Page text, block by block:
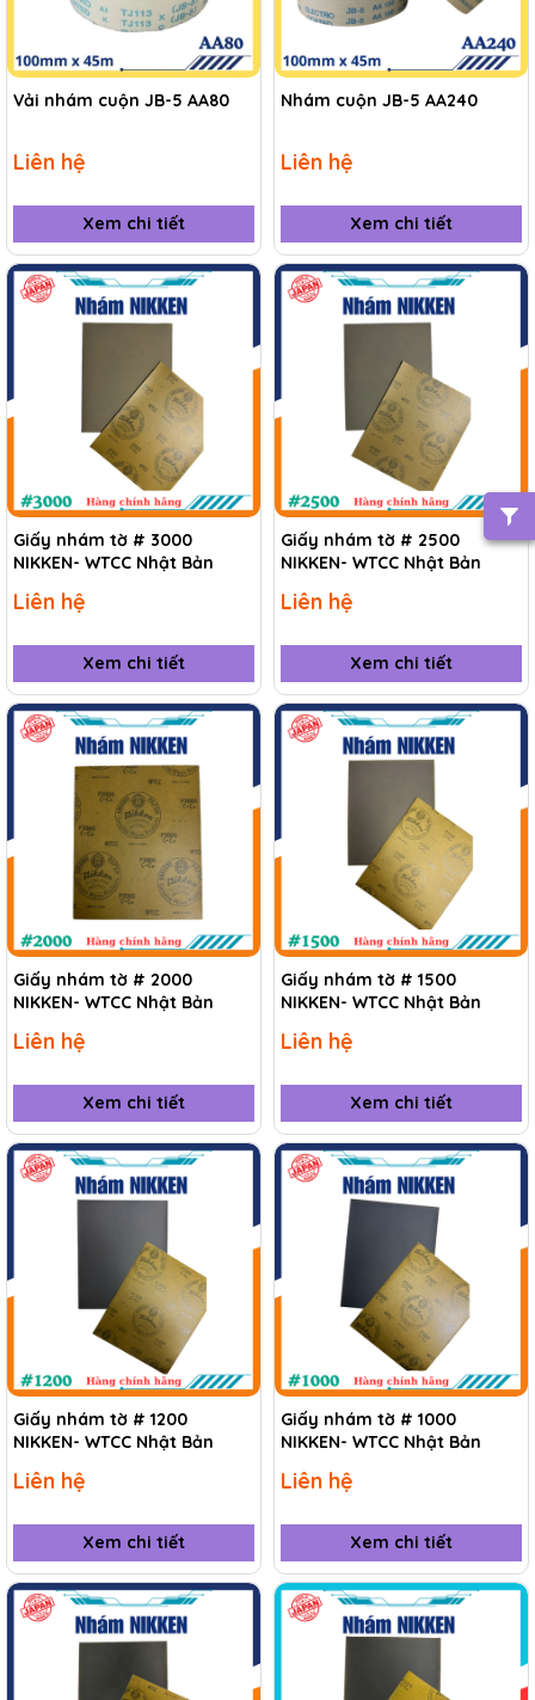
Vải nhám cuộn JB-5 AA80
Liên hệ
Xem chi tiết
Nhám cuộn JB-5 AA240
Liên hệ
Xem chi tiết
Giấy nhám tờ # 3000
NIKKEN- WTCC Nhật Bản
Liên hệ
Xem chi tiết
Giấy nhám tờ # 2500
NIKKEN- WTCC Nhật Bản
Liên hệ
Xem chi tiết
Giấy nhám tờ # 2000
NIKKEN- WTCC Nhật Bản
Liên hệ
Xem chi tiết
Giấy nhám tờ # 1500
NIKKEN- WTCC Nhật Bản
Liên hệ
Xem chi tiết
Giấy nhám tờ # 1200
NIKKEN- WTCC Nhật Bản
Liên hệ
Xem chi tiết
Giấy nhám tờ # 1000
NIKKEN- WTCC Nhật Bản
Liên hệ
Xem chi tiết